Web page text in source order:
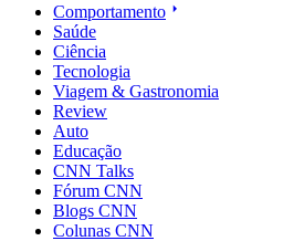
Comportamento
Saúde
Ciência
Tecnologia
Viagem & Gastronomia
Review
Auto
Educação
CNN Talks
Fórum CNN
Blogs CNN
Colunas CNN